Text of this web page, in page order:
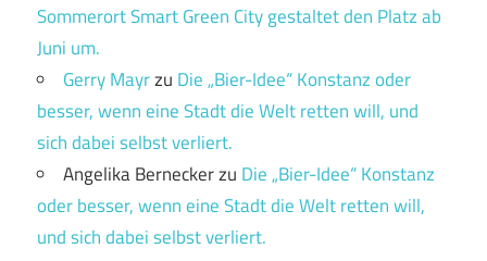
Sommerort Smart Green City gestaltet den Platz ab
Juni um.
Gerry Mayrzu Die „Bier-Idee“ Konstanz oder
besser, wenn eine Stadt die Welt retten will, und
sich dabei selbst verliert.
Angelika Berneckerzu Die „Bier-Idee“ Konstanz
oder besser, wenn eine Stadt die Welt retten will,
und sich dabei selbst verliert.